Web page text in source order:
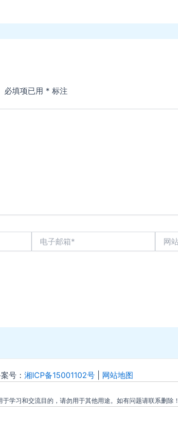
必填项已用 * 标注
号： 湘ICP备15001102号 网站地图
学习和交流目的，请勿用于其他用途。如有问题请联系删除！